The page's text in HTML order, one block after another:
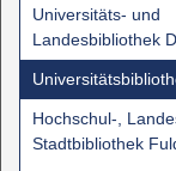
Universitäts- und
Landesbibliothek
Hochschul-,
Stadtbibliothek